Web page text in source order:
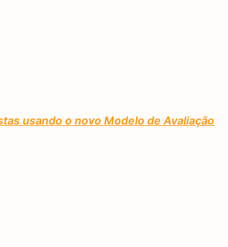
usando o novo Modelo de Avaliação